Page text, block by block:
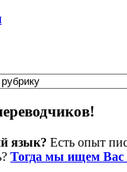
язык? Есть опыт
Тогда мы ищем Вас